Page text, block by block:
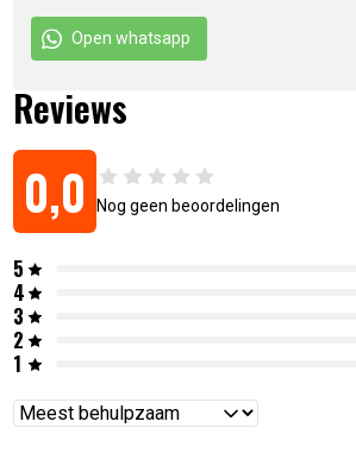
Open whatsapp
Reviews
0,0 Nog geen beoordelingen
5
4
3
2
1
Reviews